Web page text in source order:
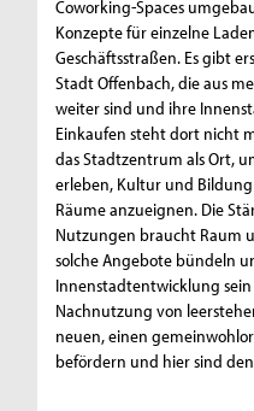
Coworking-Spaces
Konzepte für einzelne
Geschäftsstraßen. Es gibt
Stadt Offenbach, die aus
weiter sind und ihre
Einkaufen steht dort nicht
das Stadtzentrum als Ort,
erleben, Kultur und
Räume anzueignen. Die
Nutzungen braucht Raum
solche Angebote bündeln
Innenstadtentwicklung
Nachnutzung von
neuen, einen
befördern und hier sind